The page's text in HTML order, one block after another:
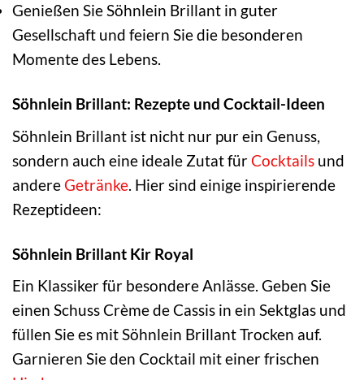
Genießen Sie Söhnlein Brillant in guter
Gesellschaft und feiern Sie die besonderen
Momente des Lebens.
Söhnlein Brillant: Rezepte und Cocktail-Ideen
Söhnlein Brillant ist nicht nur pur ein Genuss,
sondern auch eine ideale Zutat fürCocktails und
andereGetränke. Hier sind einige inspirierende
Rezeptideen:
Söhnlein Brillant Kir Royal
Ein Klassiker für besondere Anlässe. Geben Sie
einen Schuss Crème de Cassis in ein Sektglas und
füllen Sie es mit Söhnlein Brillant Trocken auf.
Garnieren Sie den Cocktail mit einer frischen